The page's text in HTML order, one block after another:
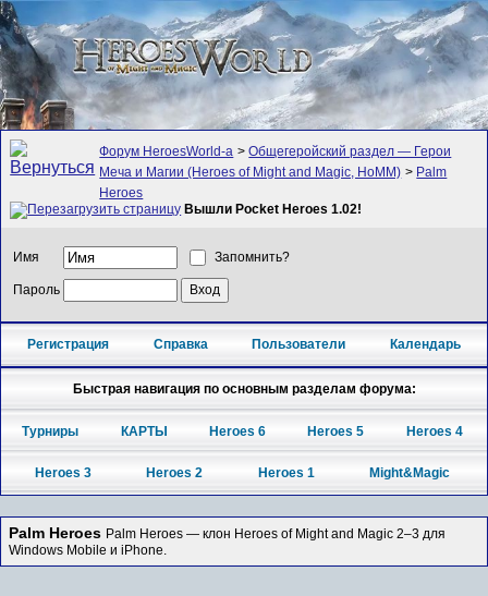
Форум HeroesWorld-а >Общегеройский раздел — Герои
Меча и Магии (Heroes of Might and Magic, HoMM) > Palm
Heroes
Вышли Pocket Heroes 1.02!
Имя Запомнить?
Пароль
Регистрация Справка Пользователи Календарь
Быстрая навигация по основным разделам форума:
Турниры КАРТЫ Heroes 6 Heroes 5 Heroes 4
Heroes 3 Heroes 2 Heroes 1 Might&Magic
Palm Heroes Palm Heroes — клон Heroes of Might and Magic 2–3 для
Windows Mobile и iPhone.